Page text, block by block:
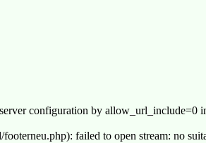
configuration by allow_url_include=0
failed to open stream: no